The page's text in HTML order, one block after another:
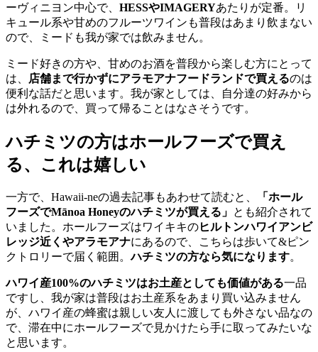
ーヴィニヨン中心で、 HESSやIMAGERYあたりが定番。リ
キュール系や甘めのフルーツワインも普段はあまり飲まない
ので、ミードも我が家では飲みません。
ミード好きの方や、甘めのお酒を普段から楽しむ方にとって
は、
店舗まで行かずにアラモアナフードランドで買えるのは
便利な話だと思います。我が家としては、自分達の好みから
は外れるので、買って帰ることはなさそうです。
ハチミツの方はホールフーズで買え
る、これは嬉しい
一方で、Hawaii-neの過去記事もあわせて読むと、
「ホール
フーズでMānoa Honeyのハチミツが買える」 とも紹介されて
いました。ホールフーズはワイキキのヒルトンハワイアンビ
レッジ近くやアラモアナにあるので、こちらは歩いて&ピン
クトロリーで届く範囲。ハチミツの方なら気になります。
ハワイ産100%のハチミツはお土産としても価値がある一品
ですし、我が家は普段はお土産系をあまり買い込みません
が、ハワイ産の蜂蜜は親しい友人に渡しても外さない品なの
で、滞在中にホールフーズで見かけたら手に取ってみたいな
と思います。